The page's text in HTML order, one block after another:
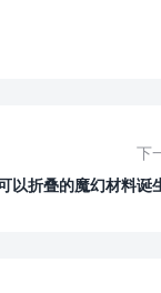
下
以折叠的魔幻材料诞